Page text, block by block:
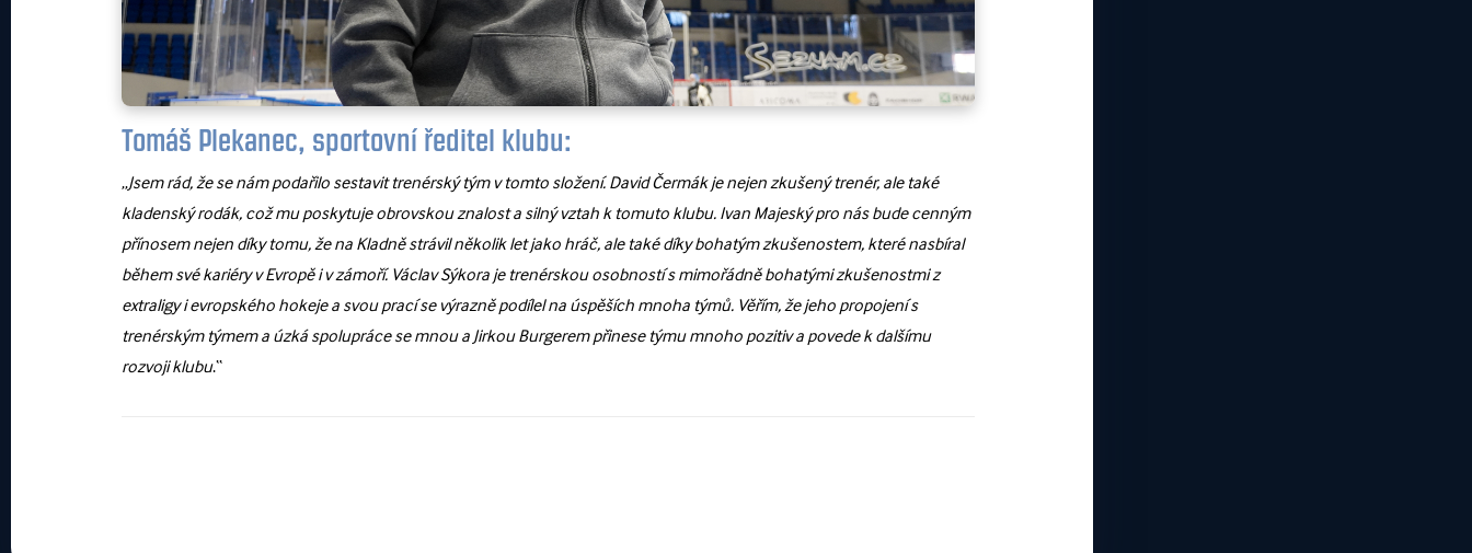
Tomáš Plekanec, sportovní ředitel klubu:
„Jsem rád, že se nám podařilo sestavit trenérský tým v tomto složení. David Čermák je nejen zkušený trenér, ale také
kladenský rodák, což mu poskytuje obrovskou znalost a silný vztah k tomuto klubu. Ivan Majeský pro nás bude cenným
přínosem nejen díky tomu, že na Kladně strávil několik let jako hráč, ale také díky bohatým zkušenostem, které nasbíral
během své kariéry v Evropě i v zámoří. Václav Sýkora je trenérskou osobností s mimořádně bohatými zkušenostmi z
extraligy i evropského hokeje a svou prací se výrazně podílel na úspěších mnoha týmů. Věřím, že jeho propojení s
trenérským týmem a úzká spolupráce se mnou a Jirkou Burgerem přinese týmu mnoho pozitiv a povede k dalšímu
rozvoji klubu.“